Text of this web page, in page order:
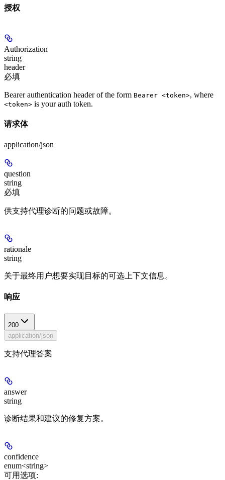
授权
Authorization
string
header
必填
Bearer authentication header of the form Bearer <token>, where
<token> is your auth token.
请求体
application/json
question
string
必填
供支持代理诊断的问题或故障。
rationale
string
关于最终用户想要实现目标的可选上下文信息。
响应
200
application/json
支持代理答案
answer
string
诊断结果和建议的修复方案。
confidence
enum<string>
可用选项: